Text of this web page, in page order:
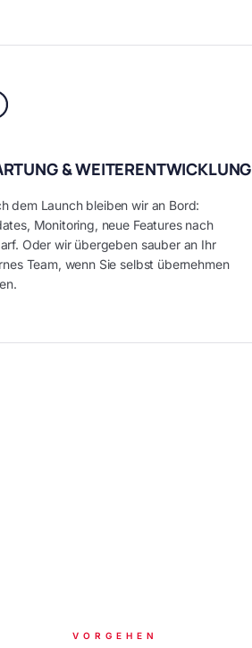
& WEITERENTWICKLUNG
dem Launch bleiben wir an Bord:
Monitoring, neue Features nach
Oder wir übergeben sauber an Ihr
Team, wenn Sie selbst übernehmen
VORGEHEN